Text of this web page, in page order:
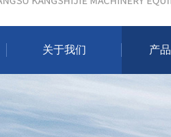
关于我们 产